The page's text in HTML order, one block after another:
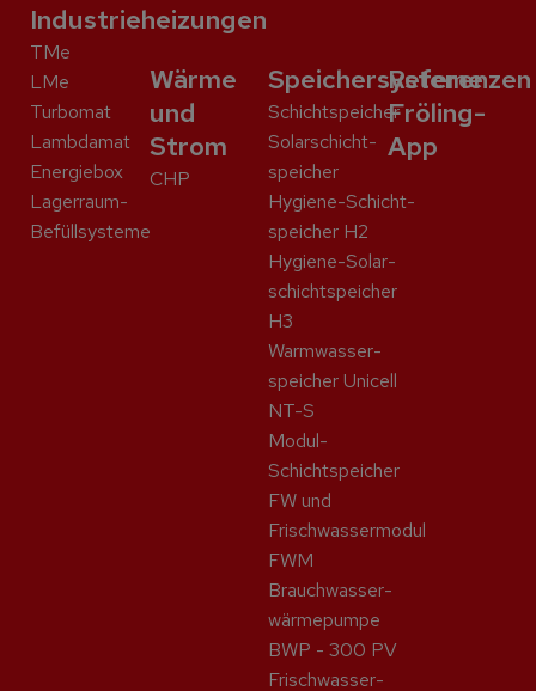
Industrieheizungen
TMe
LMe
Turbomat
Lambdamat
Energiebox
Lagerraum-
Befüllsysteme
Wärme
und
Strom
CHP
Speichersysteme
Schicht­speicher
Solar­schicht­
speicher
Hygiene-Schicht­
speicher H2
Hygiene-Solar­
schicht­speicher
H3
Warmwasser­
speicher Unicell
NT-S
Modul-
Schichtspeicher
FW und
Frischwassermodul
FWM
Brauchwasser­
wärme­pumpe
BWP - 300 PV
Frisch­wasser­
Referenzen
Fröling-
App